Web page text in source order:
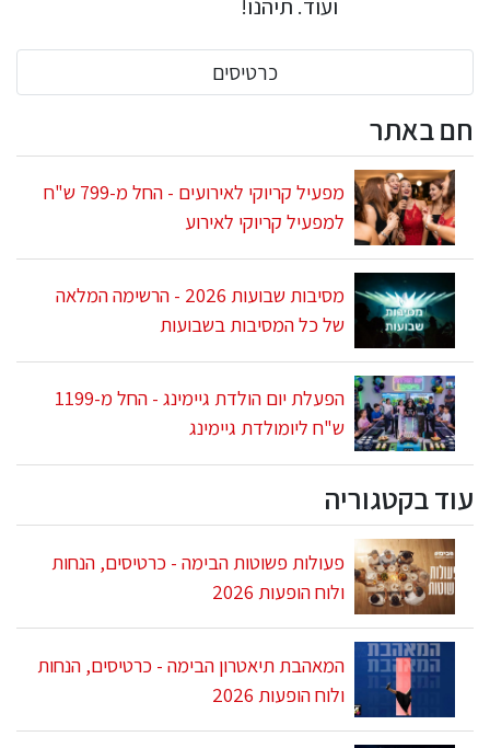
כרטיסים
חם באתר
מפעיל קריוקי לאירועים - החל מ-799 ש"ח
למפעיל קריוקי לאירוע
מסיבות שבועות 2026 - הרשימה המלאה
של כל המסיבות בשבועות
הפעלת יום הולדת גיימינג - החל מ-1199
ש"ח ליומולדת גיימינג
עוד בקטגוריה
פעולות פשוטות הבימה - כרטיסים, הנחות
ולוח הופעות 2026
המאהבת תיאטרון הבימה - כרטיסים, הנחות
ולוח הופעות 2026